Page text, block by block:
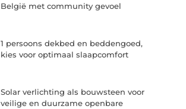
België met community gevoel
1 persoons dekbed en beddengoed,
kies voor optimaal slaapcomfort
Solar verlichting als bouwsteen voor
veilige en duurzame openbare